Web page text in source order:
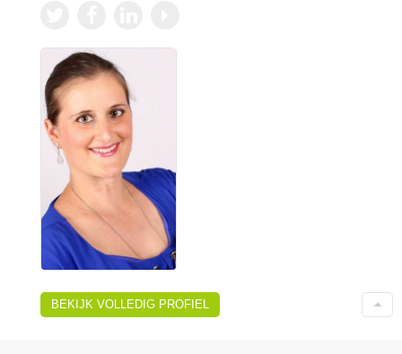
BEKIJK VOLLEDIG PROFIEL